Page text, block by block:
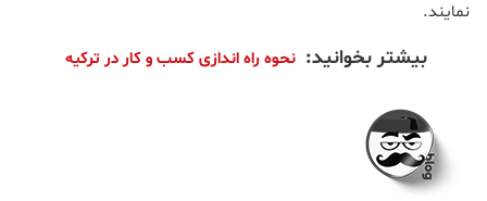
نمایند.
بیشتر بخوانید: نحوه راه اندازی کسب و کار در ترکیه